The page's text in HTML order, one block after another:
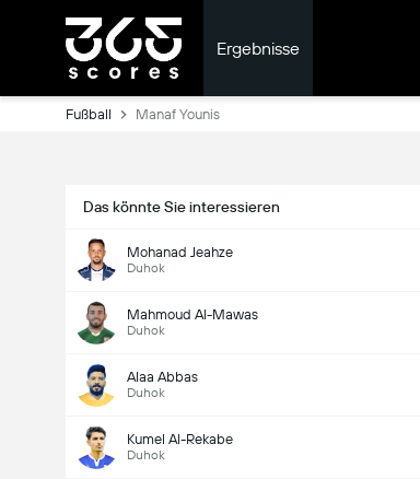
Ergebnisse
Fußball Manaf Younis
Das könnte Sie interessieren
Mohanad Jeahze
Duhok
Mahmoud Al-Mawas
Duhok
Alaa Abbas
Duhok
Kumel Al-Rekabe
Duhok